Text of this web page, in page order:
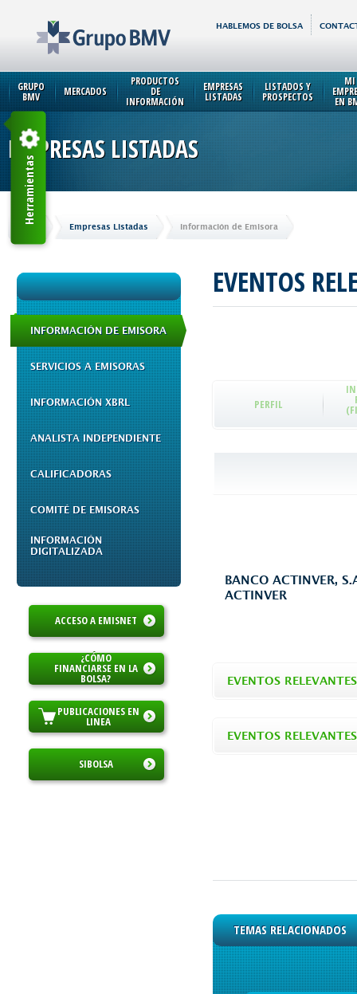
HABLEMOS DE BOLSA
GRUPO
BMV MERCADOS
PRODUCTOS
DE
INFORMACIÓN
EMPRESAS
LISTADAS
LISTADOS Y
PROSPECTOS
MI
EN
EMPRESAS LISTADAS
Inicio Empresas Listadas Información de Emisora
INFORMACIÓN DE EMISORA
SERVICIOS A EMISORAS
INFORMACIÓN XBRL
ANALISTA INDEPENDIENTE
CALIFICADORAS
COMITÉ DE EMISORAS
INFORMACIÓN
DIGITALIZADA
ACCESO A EMISNET
¿CÓMO
FINANCIARSE EN LA
BOLSA?
PUBLICACIONES EN
LINEA
SIBOLSA
EVENTOS
PERFIL
BANCO ACTINVER,
ACTINVER
EVENTOS
EVENTOS
TEMAS RELACIONADOS
Herramientas